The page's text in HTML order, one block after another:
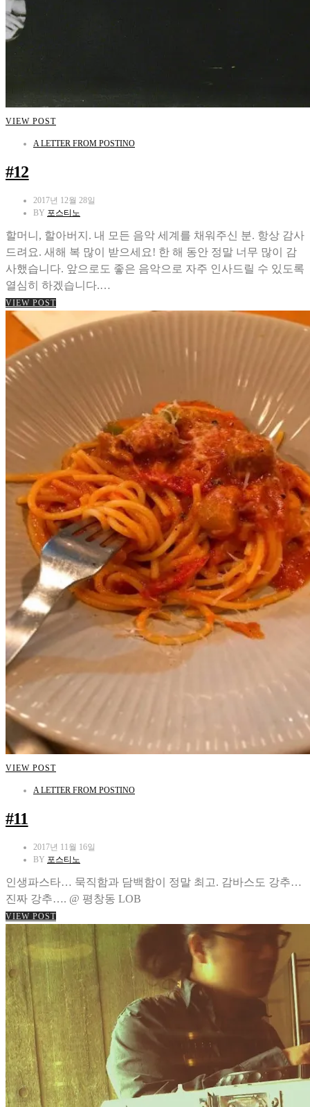
VIEW POST
A LETTER FROM POSTINO
#12
2017년 12월 28일
BY 포스티노
할머니, 할아버지. 내 모든 음악 세계를 채워주신 분. 항상 감사
드려요. 새해 복 많이 받으세요! 한 해 동안 정말 너무 많이 감
사했습니다. 앞으로도 좋은 음악으로 자주 인사드릴 수 있도록
열심히 하겠습니다.…
VIEW POST
VIEW POST
A LETTER FROM POSTINO
#11
2017년 11월 16일
BY 포스티노
인생파스타… 묵직함과 담백함이 정말 최고. 감바스도 강추…
진짜 강추…. @ 평창동 LOB
VIEW POST